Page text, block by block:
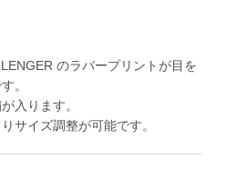
のラバープリントが目を
。
入ります。
サイズ調整が可能です。